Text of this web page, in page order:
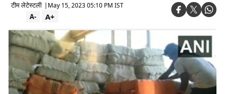
टीम लेटेस्टली | May 15, 2023 05:10 PM IST
A+
A-